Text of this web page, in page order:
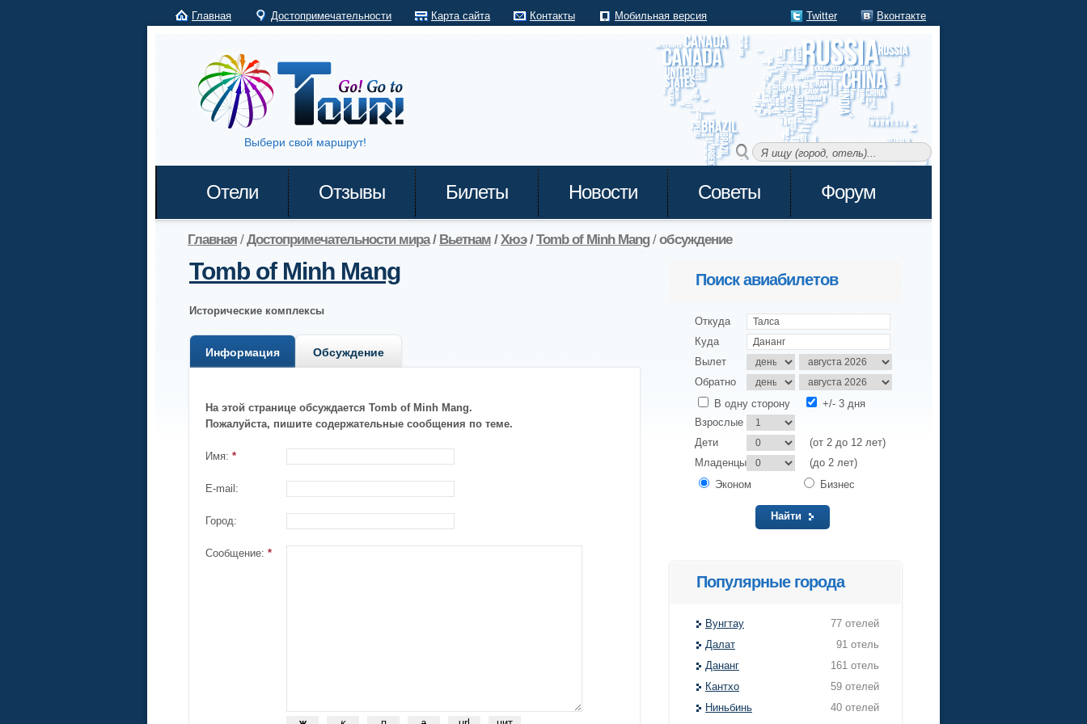
Главная Достопримечательности Карта сайта Контакты Мобильная версия Twitter Вконтакте
Выбери свой маршрут!
Отели Отзывы Билеты Новости Советы Форум
Главная /Достопримечательности мира/ Вьетнам /Хюэ/Tomb of Minh Mang/обсуждение
Tomb of Minh Mang
Исторические комплексы
Информация Обсуждение
На этой странице обсуждается Tomb of Minh Mang.
Пожалуйста, пишите содержательные сообщения по теме.
Имя: *
E-mail:
Город:
Сообщение: *
Поиск авиабилетов
Откуда
Куда
Вылет
Обратно
В одну сторону
+/- 3 дня
Взрослые
Дети
(от 2 до 12 лет)
Младенцы
(до 2 лет)
Эконом
Бизнес
Найти
Популярные города
77 отелей
Вунгтау
91 отель
Далат
161 отель
Дананг
59 отелей
Кантхо
40 отелей
Ниньбинь